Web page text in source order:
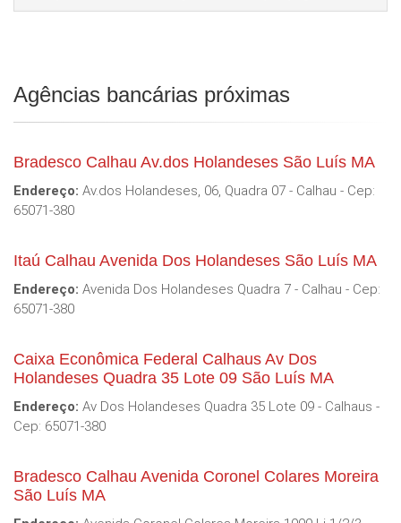
Agências bancárias próximas
Bradesco Calhau Av.dos Holandeses São Luís MA
Endereço: Av.dos Holandeses, 06, Quadra 07 - Calhau - Cep:
65071-380
Itaú Calhau Avenida Dos Holandeses São Luís MA
Endereço: Avenida Dos Holandeses Quadra 7 - Calhau - Cep:
65071-380
Caixa Econômica Federal Calhaus Av Dos
Holandeses Quadra 35 Lote 09 São Luís MA
Endereço: Av Dos Holandeses Quadra 35 Lote 09 - Calhaus -
Cep: 65071-380
Bradesco Calhau Avenida Coronel Colares Moreira
São Luís MA